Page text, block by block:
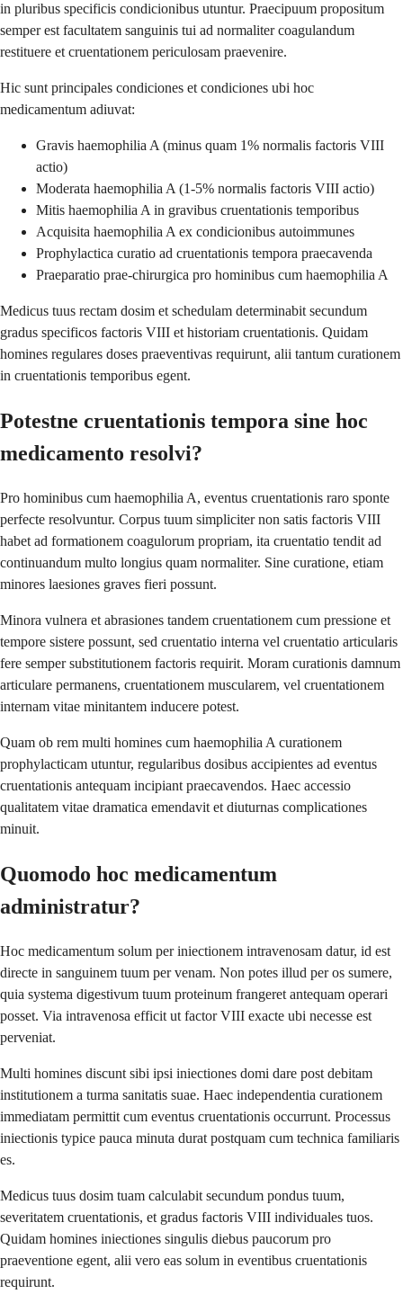
in pluribus specificis condicionibus utuntur. Praecipuum propositum
semper est facultatem sanguinis tui ad normaliter coagulandum
restituere et cruentationem periculosam praevenire.
Hic sunt principales condiciones et condiciones ubi hoc
medicamentum adiuvat:
Gravis haemophilia A (minus quam 1% normalis factoris VIII
actio)
Moderata haemophilia A (1-5% normalis factoris VIII actio)
Mitis haemophilia A in gravibus cruentationis temporibus
Acquisita haemophilia A ex condicionibus autoimmunes
Prophylactica curatio ad cruentationis tempora praecavenda
Praeparatio prae-chirurgica pro hominibus cum haemophilia A
Medicus tuus rectam dosim et schedulam determinabit secundum
gradus specificos factoris VIII et historiam cruentationis. Quidam
homines regulares doses praeventivas requirunt, alii tantum curationem
in cruentationis temporibus egent.
Potestne cruentationis tempora sine hoc
medicamento resolvi?
Pro hominibus cum haemophilia A, eventus cruentationis raro sponte
perfecte resolvuntur. Corpus tuum simpliciter non satis factoris VIII
habet ad formationem coagulorum propriam, ita cruentatio tendit ad
continuandum multo longius quam normaliter. Sine curatione, etiam
minores laesiones graves fieri possunt.
Minora vulnera et abrasiones tandem cruentationem cum pressione et
tempore sistere possunt, sed cruentatio interna vel cruentatio articularis
fere semper substitutionem factoris requirit. Moram curationis damnum
articulare permanens, cruentationem muscularem, vel cruentationem
internam vitae minitantem inducere potest.
Quam ob rem multi homines cum haemophilia A curationem
prophylacticam utuntur, regularibus dosibus accipientes ad eventus
cruentationis antequam incipiant praecavendos. Haec accessio
qualitatem vitae dramatica emendavit et diuturnas complicationes
minuit.
Quomodo hoc medicamentum
administratur?
Hoc medicamentum solum per iniectionem intravenosam datur, id est
directe in sanguinem tuum per venam. Non potes illud per os sumere,
quia systema digestivum tuum proteinum frangeret antequam operari
posset. Via intravenosa efficit ut factor VIII exacte ubi necesse est
perveniat.
Multi homines discunt sibi ipsi iniectiones domi dare post debitam
institutionem a turma sanitatis suae. Haec independentia curationem
immediatam permittit cum eventus cruentationis occurrunt. Processus
iniectionis typice pauca minuta durat postquam cum technica familiaris
es.
Medicus tuus dosim tuam calculabit secundum pondus tuum,
severitatem cruentationis, et gradus factoris VIII individuales tuos.
Quidam homines iniectiones singulis diebus paucorum pro
praeventione egent, alii vero eas solum in eventibus cruentationis
requirunt.